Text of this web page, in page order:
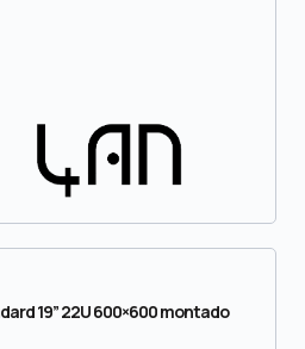
19” 22U 600×600 montado